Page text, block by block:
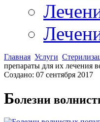
Главная Услуги
препараты для их лечения
Создано: 07 сентября 2017
Болезни